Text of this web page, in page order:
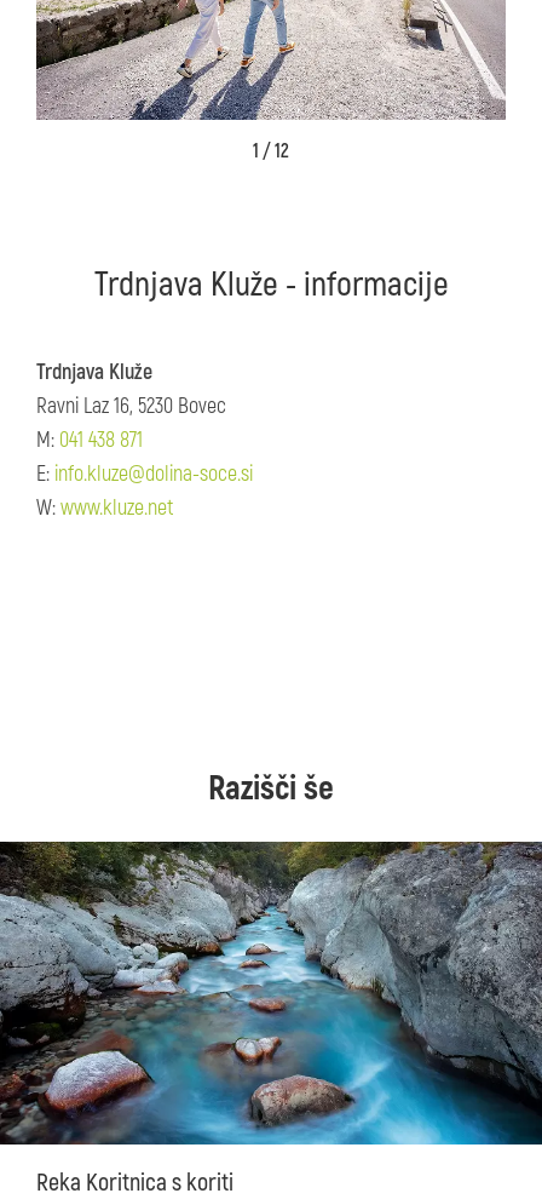
1 / 12
Trdnjava Kluže - informacije
Trdnjava Kluže
Ravni Laz 16, 5230 Bovec
M: 041 438 871
E: info.kluze@dolina-soce.si
W:www.kluze.net
Razišči še
Reka Koritnica s koriti